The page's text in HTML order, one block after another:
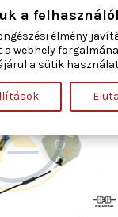
-55%
a
élmény
webhely
a sütik